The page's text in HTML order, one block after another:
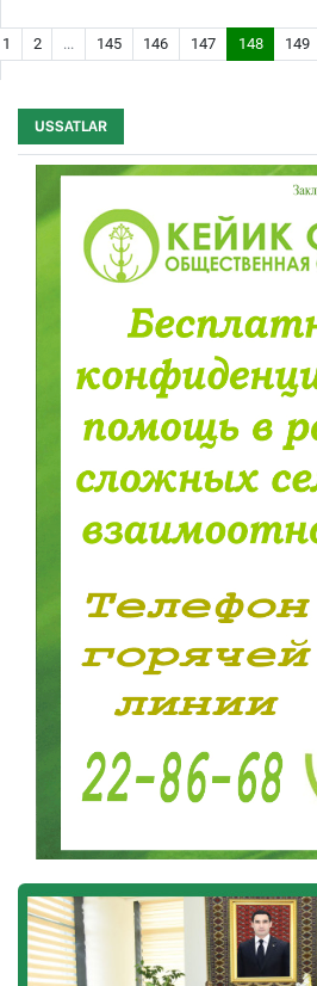
1 2 ... 145 146 147 148 149
USSATLAR